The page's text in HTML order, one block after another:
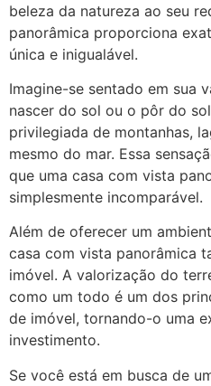
beleza da natureza ao seu
panorâmica proporciona
única e inigualável.
Imagine-se sentado em sua
nascer do sol ou o pôr do
privilegiada de montanhas,
mesmo do mar. Essa
que uma casa com vista
simplesmente incomparável.
Além de oferecer um
casa com vista panorâmica
imóvel. A valorização do
como um todo é um dos
de imóvel, tornando-o uma
investimento.
Se você está em busca de